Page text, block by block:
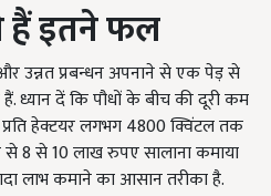
हैं इतने फल
उन्नत प्रबन्धन अपनाने से एक पेड़ से
दें कि पौधों के बीच की दूरी कम
हेक्टयर लगभग 4800 क्विंटल तक
से 10 लाख रुपए सालाना कमाया
लाभ कमाने का आसान तरीका है.